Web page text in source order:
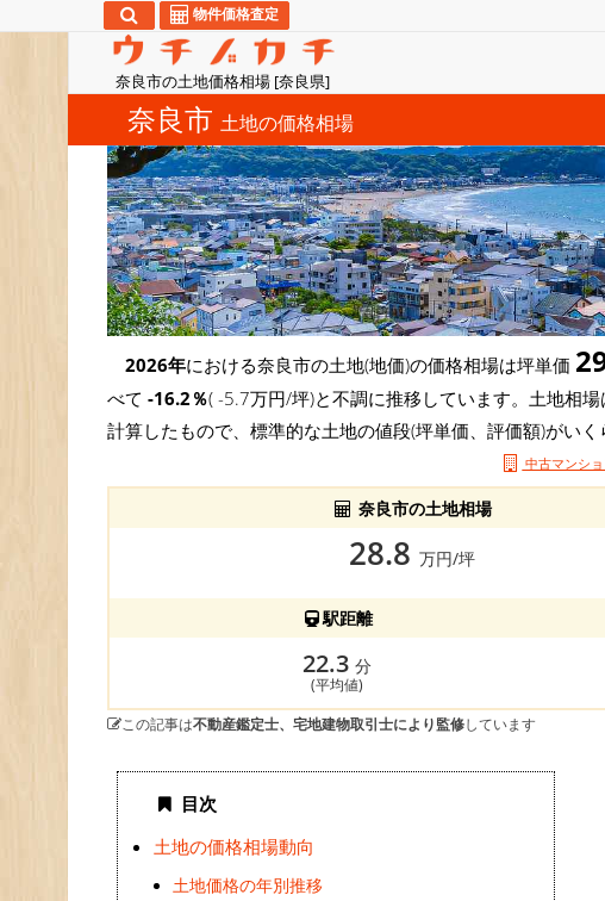
奈良市の土地価格相場 [奈良県]
物件価格査定
奈良市 土地の価格相場
2026年における奈良市の土地(地価)の価格相場は坪単価
べて -16.2％( -5.7万円/坪)と不調に推移しています。土地相
計算したもので、標準的な土地の値段(坪単価、評価額)がいく
中古マンシ
奈良市の土地相場
28.8 万円/坪
駅距離
22.3 分
(平均値)
この記事は不動産鑑定士、宅地建物取引士により監修しています
目次
土地の価格相場動向
土地価格の年別推移